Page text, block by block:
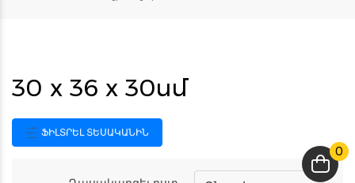
0
30 x 36 x 30սմ
ՖԻԼՏՐԵԼ ՏԵՍԱԿԱՆԻՆ